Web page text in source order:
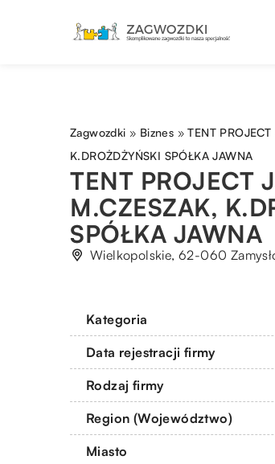
Zagwozdki » Biznes »TENT
K.DROŻDŻYŃSKI SPÓŁKA JAWNA
TENT PROJECT
M.CZESZAK,
SPÓŁKA JAWNA
Wielkopolskie, 62-060
Kategoria
Data rejestracji firmy
Rodzaj firmy
Region (Województwo)
Miasto